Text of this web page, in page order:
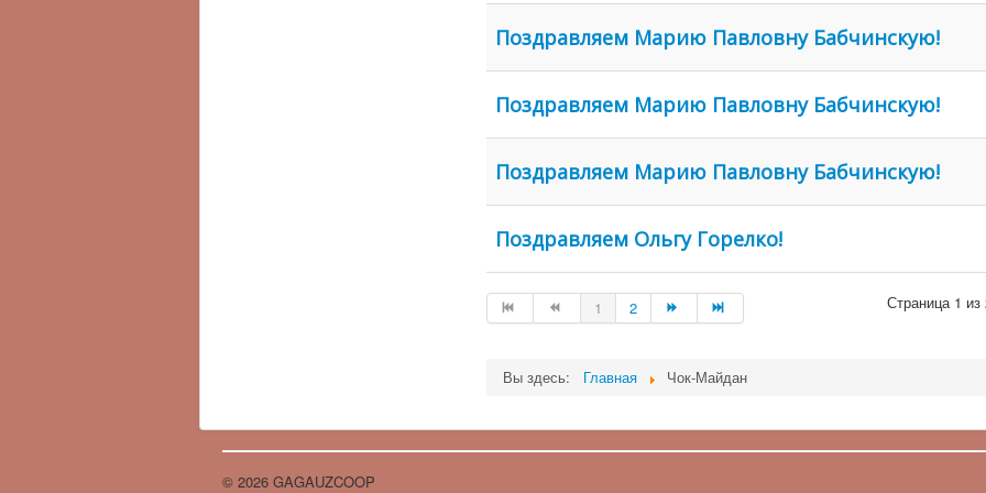
Поздравляем Марию Павловну Бабчинскую!
Поздравляем Марию Павловну Бабчинскую!
Поздравляем Марию Павловну Бабчинскую!
Поздравляем Ольгу Горелко!
Страница 1 из
1 2
Вы здесь: Главная Чок-Майдан
© 2026 GAGAUZCOOP